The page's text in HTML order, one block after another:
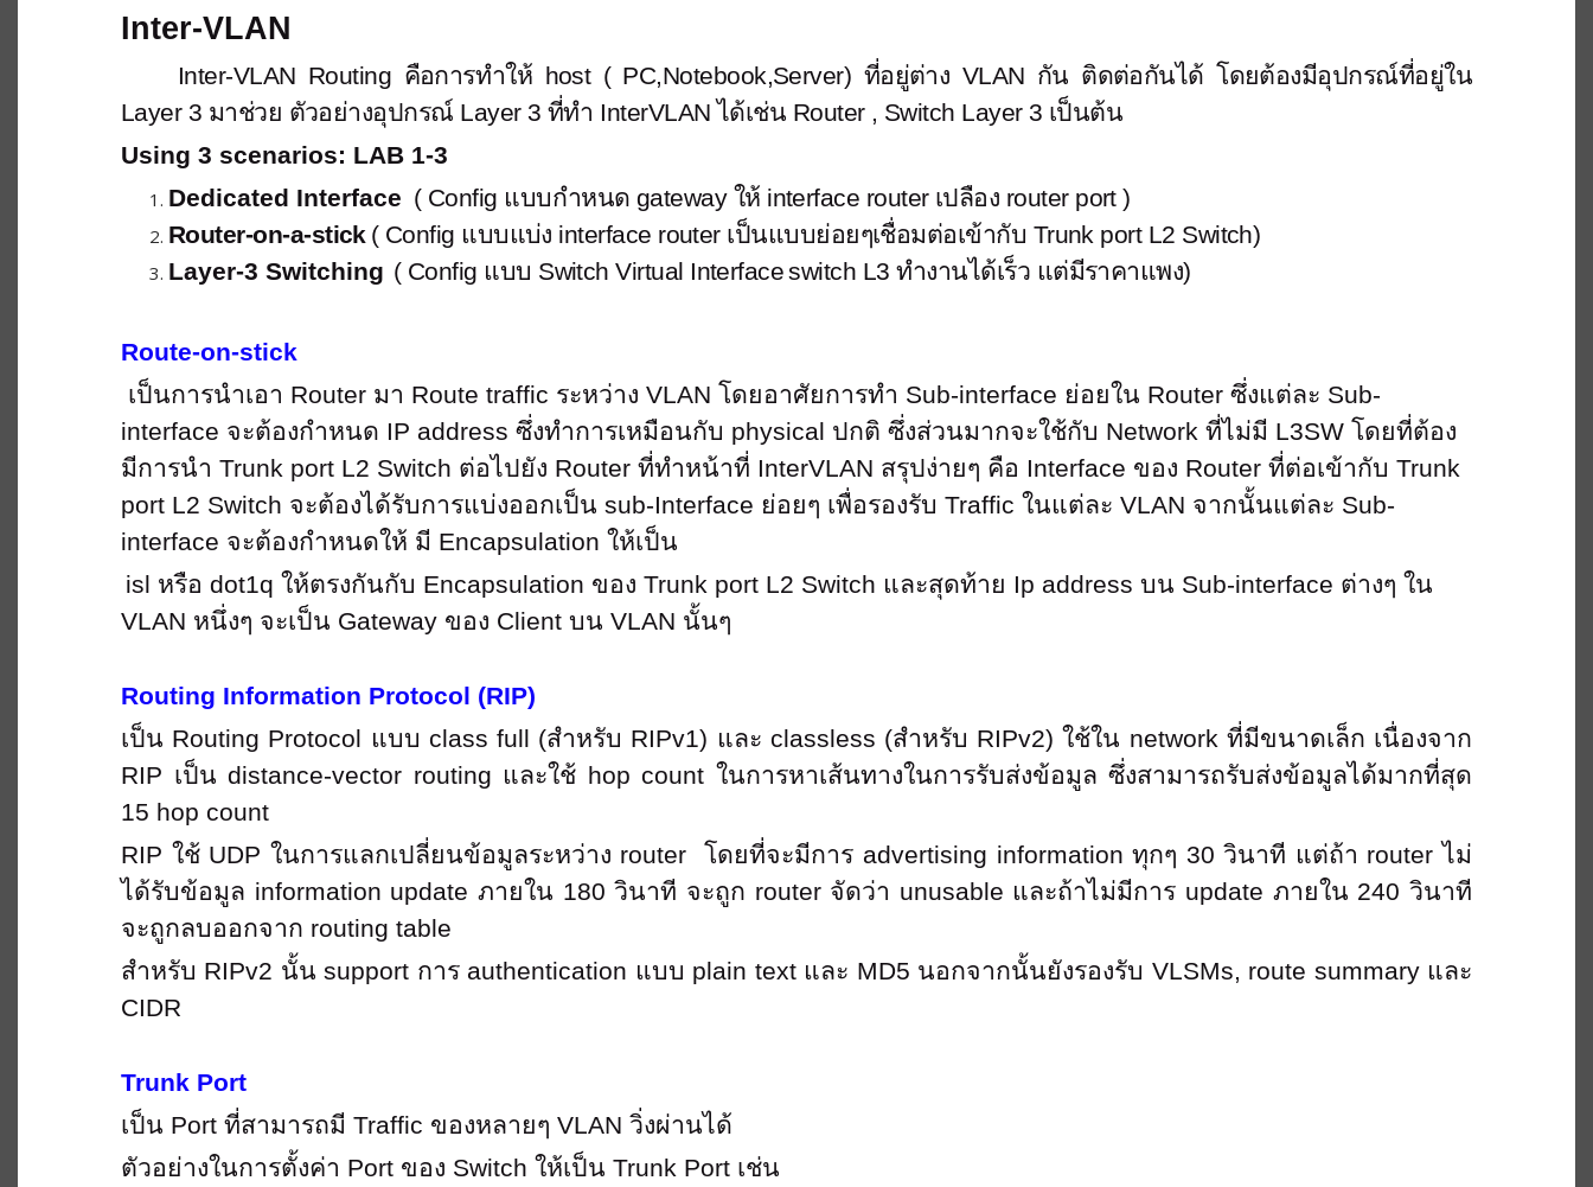
Inter-VLAN
Inter-VLAN Routing คือการทำให้ host ( PC,Notebook,Server) ที่อยู่ต่าง VLAN กัน ติดต่อกันได้ โดยต้องมีอุปกรณ์ที่อยู่ใน
Layer 3 มาช่วย ตัวอย่างอุปกรณ์ Layer 3 ที่ทำ InterVLAN ได้เช่น Router , Switch Layer 3 เป็นต้น
Using 3 scenarios: LAB 1-3
Dedicated Interface ( Config แบบกำหนด gateway ให้ interface router เปลือง router port )
Router-on-a-stick ( Config แบบแบ่ง interface router เป็นแบบย่อยๆเชื่อมต่อเข้ากับ Trunk port L2 Switch)
Layer-3 Switching ( Config แบบ Switch Virtual Interfaceswitch L3 ทำงานได้เร็ว แต่มีราคาแพง)
Route-on-stick
เป็นการนำเอา Router มา Route traffic ระหว่าง VLAN โดยอาศัยการทำ Sub-interface ย่อยใน Router ซึ่งแต่ละ Sub-
interface จะต้องกำหนด IP address ซึ่งทำการเหมือนกับ physical ปกติ ซึ่งส่วนมากจะใช้กับ Network ที่ไม่มี L3SW โดยที่ต้อง
มีการนำ Trunk port L2 Switch ต่อไปยัง Router ที่ทำหน้าที่ InterVLAN สรุปง่ายๆ คือ Interface ของ Router ที่ต่อเข้ากับ Trunk
port L2 Switch จะต้องได้รับการแบ่งออกเป็น sub-Interface ย่อยๆ เพื่อรองรับ Traffic ในแต่ละ VLAN จากนั้นแต่ละ Sub-
interface จะต้องกำหนดให้ มี Encapsulation ให้เป็น
isl หรือ dot1q ให้ตรงกันกับ Encapsulation ของ Trunk port L2 Switch และสุดท้าย Ip address บน Sub-interface ต่างๆ ใน
VLAN หนึ่งๆ จะเป็น Gateway ของ Client บน VLAN นั้นๆ
Routing Information Protocol (RIP)
เป็น Routing Protocol แบบ class full (สำหรับ RIPv1) และ classless (สำหรับ RIPv2) ใช้ใน network ที่มีขนาดเล็ก เนื่องจาก
RIP เป็น distance-vector routing และใช้ hop count ในการหาเส้นทางในการรับส่งข้อมูล ซึ่งสามารถรับส่งข้อมูลได้มากที่สุด
15 hop count
RIP ใช้ UDP ในการแลกเปลี่ยนข้อมูลระหว่าง router โดยที่จะมีการ advertising information ทุกๆ 30 วินาที แต่ถ้า router ไม่
ได้รับข้อมูล information update ภายใน 180 วินาที จะถูก router จัดว่า unusable และถ้าไม่มีการ update ภายใน 240 วินาที
จะถูกลบออกจาก routing table
สำหรับ RIPv2 นั้น support การ authentication แบบ plain text และ MD5 นอกจากนั้นยังรองรับ VLSMs, route summary และ
CIDR
Trunk Port
เป็น Port ที่สามารถมี Traffic ของหลายๆ VLAN วิ่งผ่านได้
ตัวอย่างในการตั้งค่า Port ของ Switch ให้เป็น Trunk Port เช่น